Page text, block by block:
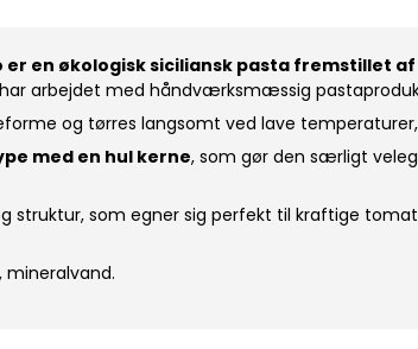
en økologisk siciliansk pasta fremstillet
har arbejdet med håndværksmæssig
og tørres langsomt ved lave
med en hul kerne, som gør den særligt
struktur, som egner sig perfekt til kraftige
mineralvand.